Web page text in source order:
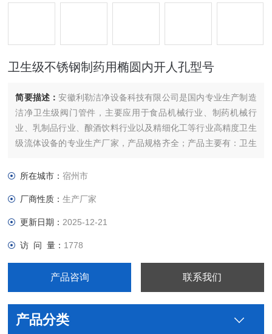
卫生级不锈钢制药用椭圆内开人孔型号
简要描述：安徽利勒洁净设备科技有限公司是国内专业生产制造
洁净卫生级阀门管件，主要应用于食品机械行业、制药机械行
业、乳制品行业、酿酒饮料行业以及精细化工等行业高精度卫生
级流体设备的专业生产厂家，产品规格齐全；产品主要有：卫生
法兰，真空管件，真空弯头，真空三通，真空大小头，ISO法
所在城市：宿州市
厂商性质：生产厂家
更新日期： 2025-12-21
访 问 量： 1778
产品咨询 联系我们
产品分类